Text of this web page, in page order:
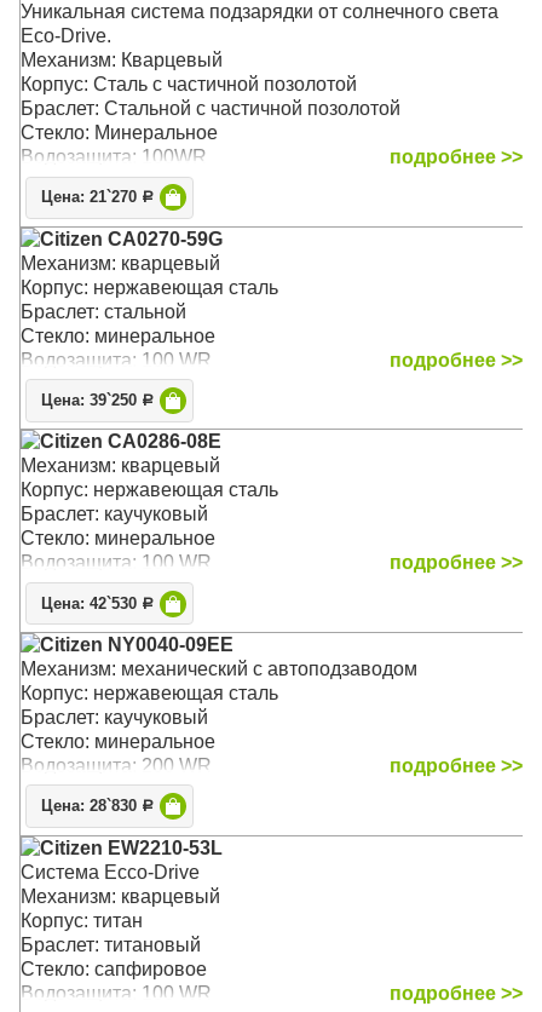
Уникальная система подзарядки от солнечного света
Eco-Drive.
Механизм: Кварцевый
Корпус: Сталь с частичной позолотой
Браслет: Стальной с частичной позолотой
Стекло: Минеральное
Водозащита: 100WR
подробнее >>
Цена: 21`270 Р
Citizen CA0270-59G
Механизм: кварцевый
Корпус: нержавеющая сталь
Браслет: стальной
Стекло: минеральное
Водозащита: 100 WR
подробнее >>
Цена: 39`250 Р
Citizen CA0286-08E
Механизм: кварцевый
Корпус: нержавеющая сталь
Браслет: каучуковый
Стекло: минеральное
Водозащита: 100 WR
подробнее >>
Цена: 42`530 Р
Citizen NY0040-09EE
Механизм: механический с автоподзаводом
Корпус: нержавеющая сталь
Браслет: каучуковый
Стекло: минеральное
Водозащита: 200 WR
подробнее >>
Цена: 28`830 Р
Citizen EW2210-53L
Система Ecco-Drive
Механизм: кварцевый
Корпус: титан
Браслет: титановый
Стекло: сапфировое
Водозащита: 100 WR
подробнее >>